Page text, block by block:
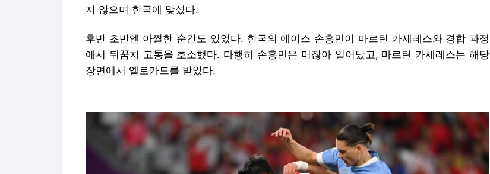
지 않으며 한국에 맞섰다.
후반 초반엔 아찔한 순간도 있었다. 한국의 에이스 손흥민이 마르틴 카세레스와 경합 과정
에서 뒤꿈치 고통을 호소했다. 다행히 손흥민은 머잖아 일어났고, 마르틴 카세레스는 해당
장면에서 옐로카드를 받았다.